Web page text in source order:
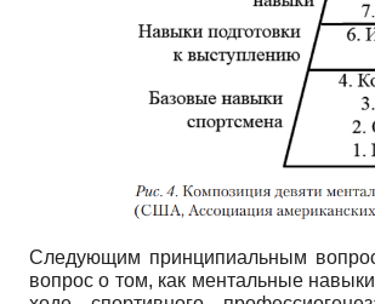
Следующим принципиальным
вопрос о том, как ментальные